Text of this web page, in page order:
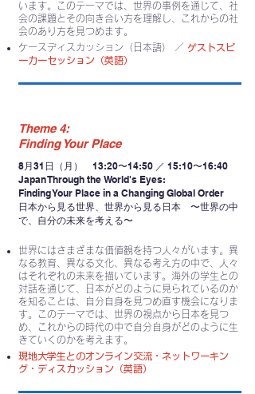
います。このテーマでは、世界の事例を通じて、社
会の課題とその向き合い方を理解し、これからの社
会のあり方を見つめます。
ケースディスカッション（日本語） ／ ゲストスピ
ーカーセッション（英語）
Theme 4:
Finding Your Place
8月31日（月） 13:20〜14:50 ／ 15:10〜16:40
Japan Through the World's Eyes:
Finding Your Place in a Changing Global Order
日本から見る世界、世界から見る日本 〜世界の中
で、自分の未来を考える〜
世界にはさまざまな価値観を持つ人々がいます。異
なる教育、異なる文化、異なる考え方の中で、人々
はそれぞれの未来を描いています。海外の学生との
対話を通じて、日本がどのように見られているのか
を知ることは、自分自身を見つめ直す機会になりま
す。このテーマでは、世界の視点から日本を見つ
め、これからの時代の中で自分自身がどのように生
きていくのかを考えます。
現地大学生とのオンライン交流・ネットワーキン
グ・ディスカッション（英語）